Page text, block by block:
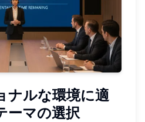
ナルな環境に適
ーマの選択